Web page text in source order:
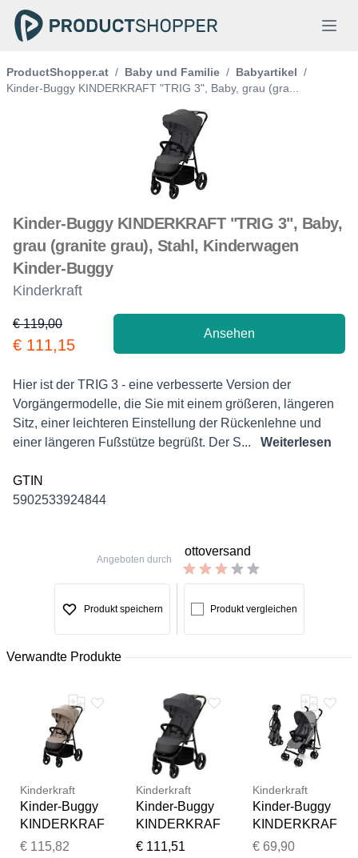
ProductShopper.at / Baby und Familie / Babyartikel /
Kinder-Buggy KINDERKRAFT "TRIG 3", Baby, grau (gra...
Kinder-Buggy KINDERKRAFT "TRIG 3", Baby,
grau (granite grau), Stahl, Kinderwagen
Kinder-Buggy
Kinderkraft
Product information
€ 119,00
€ 111,15
Ansehen
Description
Hier ist der TRIG 3 - eine verbesserte Version der
Vorgängermodelle, die Sie mit einem größeren, längeren
Sitz, einer leichteren Einstellung der Rückenlehne und
einer längeren Fußstütze begrüßt. Der S...
Weiterlesen
GTIN
5902533924844
Angeboten durch
ottoversand
Produkt speichern Produkt vergleichen
Verwandte Produkte
Kinderkraft
Kinder-Buggy
KINDERKRAF
T "TRIG 3",
€ 115,82
Kinderkraft
Kinder-Buggy
KINDERKRAF
T "TRIG 3",
€ 111,51
Kinderkraft
Kinder-Buggy
KINDERKRAF
T "TIK", Baby,
€ 69,90